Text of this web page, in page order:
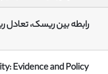
رابطه بین ریسک،
Evidence and Policy